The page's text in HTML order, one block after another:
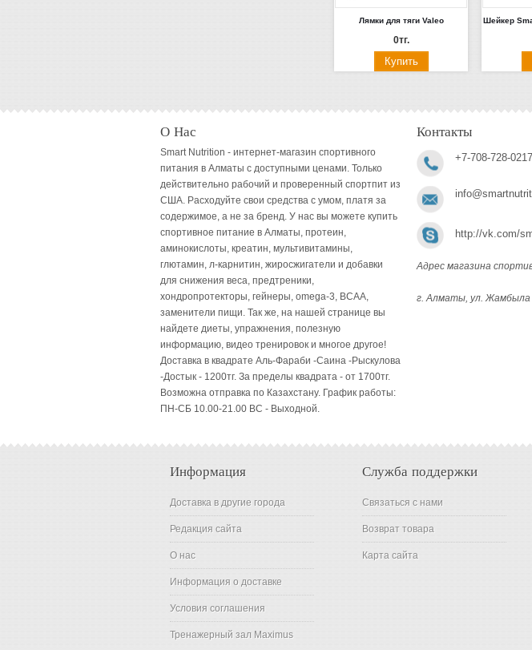
Лямки для тяги Valeo
0тг.
Шейкер
О Нас
Smart Nutrition - интернет-магазин спортивного
питания в Алматы с доступными ценами. Только
действительно рабочий и проверенный спортпит из
США. Расходуйте свои средства с умом, платя за
содержимое, а не за бренд. У нас вы можете купить
спортивное питание в Алматы, протеин,
аминокислоты, креатин, мультивитамины,
глютамин, л-карнитин, жиросжигатели и добавки
для снижения веса, предтреники,
хондропротекторы, гейнеры, omega-3, BCAA,
заменители пищи. Так же, на нашей странице вы
найдете диеты, упражнения, полезную
информацию, видео тренировок и многое другое!
Доставка в квадрате Аль-Фараби -Саина -Рыскулова
-Достык - 1200тг. За пределы квадрата - от 1700тг.
Возможна отправка по Казахстану. График работы:
ПН-СБ 10.00-21.00 ВC - Выходной.
Контакты
+7-708-728-0217
http://vk.com/
Адрес магазина
г. Алматы, ул. Жамбыла
Информация
Доставка в другие города
Редакция сайта
О нас
Информация о доставке
Условия соглашения
Тренажерный зал Maximus
Служба поддержки
Связаться с нами
Возврат товара
Карта сайта